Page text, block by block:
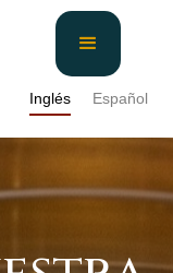
Inglés Español